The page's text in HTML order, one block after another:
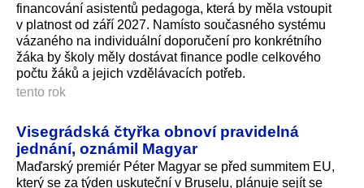
financování asistentů pedagoga, která by měla vstoupit
v platnost od září 2027. Namísto současného systému
vázaného na individuální doporučení pro konkrétního
žáka by školy měly dostávat finance podle celkového
počtu žáků a jejich vzdělávacích potřeb.
tento rok
Visegrádská čtyřka obnoví pravidelná
jednání, oznámil Magyar
Maďarský premiér Péter Magyar se před summitem EU,
který se za týden uskuteční v Bruselu, plánuje sejít se